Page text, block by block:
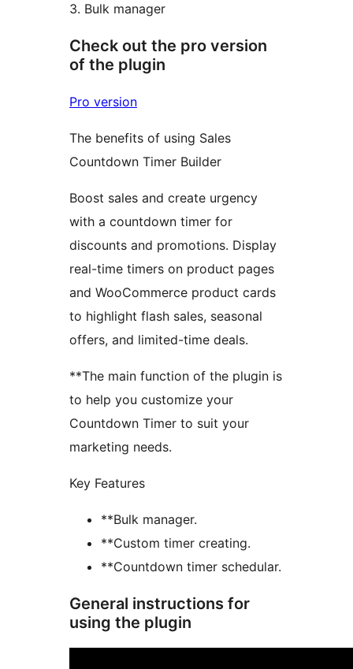
3. Bulk manager
Check out the pro version
of the plugin
Pro version
The benefits of using Sales
Countdown Timer Builder
Boost sales and create urgency
with a countdown timer for
discounts and promotions. Display
real-time timers on product pages
and WooCommerce product cards
to highlight flash sales, seasonal
offers, and limited-time deals.
**The main function of the plugin is
to help you customize your
Countdown Timer to suit your
marketing needs.
Key Features
**Bulk manager.
**Custom timer creating.
**Countdown timer schedular.
General instructions for
using the plugin